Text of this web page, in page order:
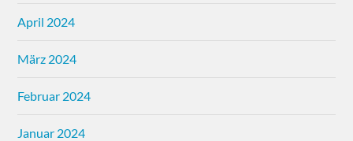
April 2024
März 2024
Februar 2024
Januar 2024